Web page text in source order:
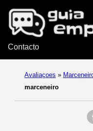
Contacto
Avaliaçoes »
marceneiro